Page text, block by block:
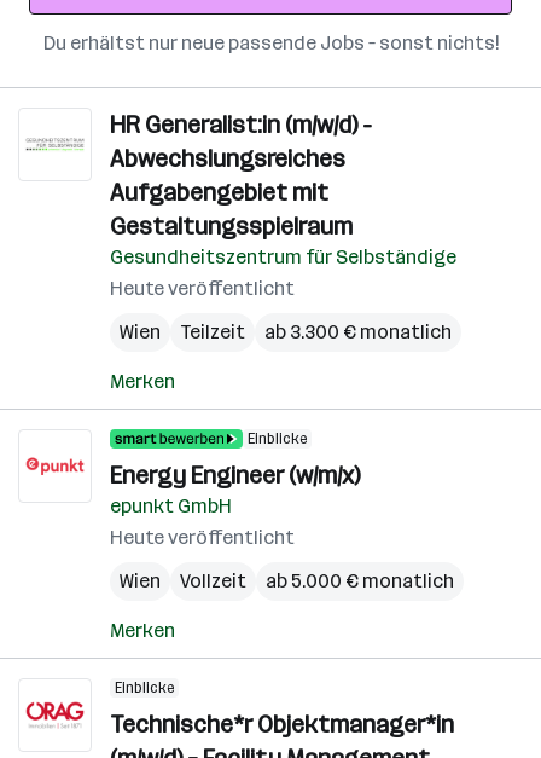
Du erhältst nur neue passende Jobs – sonst nichts!
HR Generalist:in (m/w/d) -
Abwechslungsreiches
Aufgabengebiet mit
Gestaltungsspielraum
Gesundheitszentrum für Selbständige
Heute veröffentlicht
Wien
Teilzeit ab 3.300 € monatlich
Merken
Einblicke
Energy Engineer (w/m/x)
epunkt GmbH
Heute veröffentlicht
Wien
Vollzeit ab 5.000 € monatlich
Merken
Einblicke
Technische*r Objektmanager*in